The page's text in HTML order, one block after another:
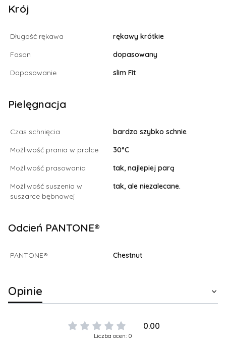
Krój
Długość rękawa
rękawy krótkie
Fason
dopasowany
Dopasowanie
slim Fit
Pielęgnacja
Czas schnięcia
bardzo szybko schnie
Możliwość prania w pralce
30°C
Możliwość prasowania
tak, najlepiej parą
Możliwość suszenia w
suszarce bębnowej
tak, ale niezalecane.
Odcień PANTONE®
PANTONE® Chestnut
Opinie
0.00
Liczba ocen: 0